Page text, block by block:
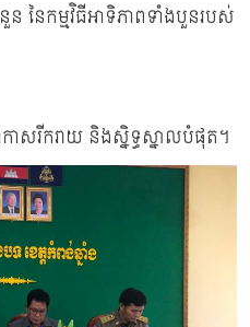
នៃកម្មវិធីអាទិភាពទាំងបួនរបស់
ាសរីករាយ និងស្និទ្ធស្នាលបំផុត។